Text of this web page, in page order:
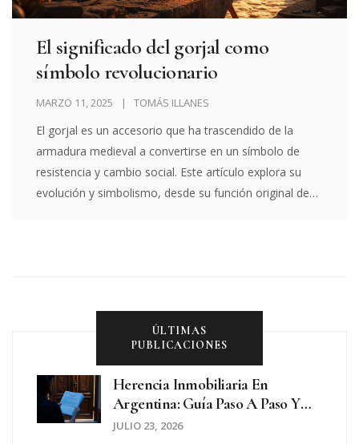
El significado del gorjal como
símbolo revolucionario
MARZO 11, 2025 TOMÁS ILLANES
El gorjal es un accesorio que ha trascendido de la
armadura medieval a convertirse en un símbolo de
resistencia y cambio social. Este artículo explora su
evolución y simbolismo, desde su función original de
ÚLTIMAS
PUBLICACIONES
Herencia Inmobiliaria En
Argentina: Guía Paso A Paso Y
Trámites Especiales
JULIO 23, 2026